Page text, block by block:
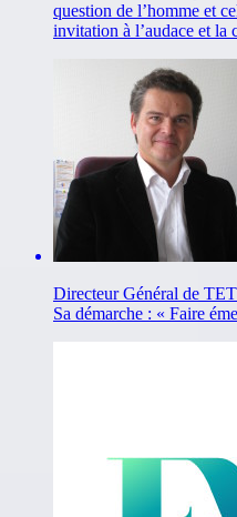
question de l’homme et
invitation à l’audace et
Directeur Général de
Sa démarche : « Faire